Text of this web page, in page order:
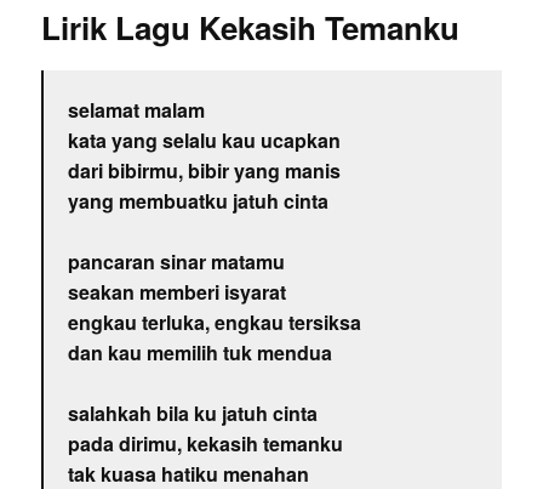
Lirik Lagu Kekasih Temanku
selamat malam
kata yang selalu kau ucapkan
dari bibirmu, bibir yang manis
yang membuatku jatuh cinta
pancaran sinar matamu
seakan memberi isyarat
engkau terluka, engkau tersiksa
dan kau memilih tuk mendua
salahkah bila ku jatuh cinta
pada dirimu, kekasih temanku
tak kuasa hatiku menahan